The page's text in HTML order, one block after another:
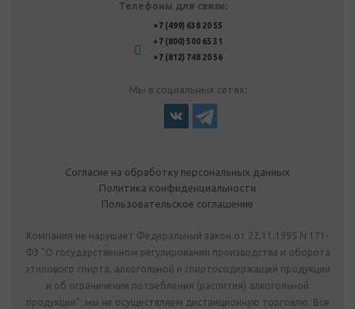
Телефоны для связи:
+7 (499) 638 20 55
+7 (800) 500 65 31
+7 (812) 748 20 56
Мы в социальных сетях:
Согласие на обработку персональных данных
Политика конфиденциальности
Пользовательское соглашение
Компания не нарушает Федеральный закон от 22.11.1995 N 171-
ФЗ "О государственном регулировании производства и оборота
этилового спирта, алкогольной и спиртосодержащей продукции
и об ограничении потребления (распития) алкогольной
продукции": мы не осуществляем дистанционную торговлю. Все